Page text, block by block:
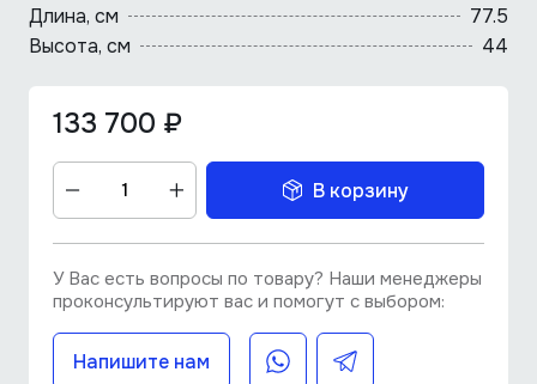
Длина, cм
77.5
Высота, см
44
133 700 ₽
В корзину
У Вас есть вопросы по товару? Наши менеджеры
проконсультируют вас и помогут с выбором:
Напишите нам